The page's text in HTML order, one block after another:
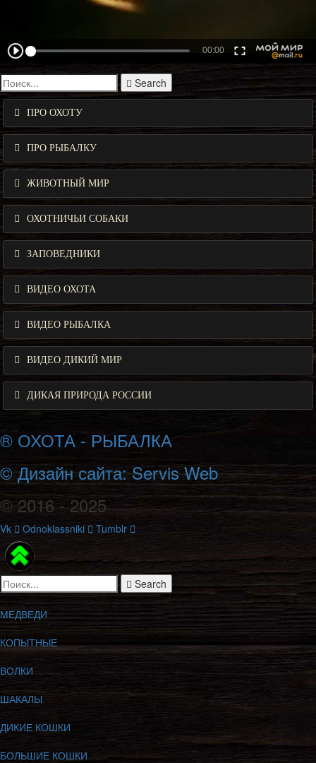
Search
ПРО ОХОТУ
ПРО РЫБАЛКУ
ЖИВОТНЫЙ МИР
ОХОТНИЧЬИ СОБАКИ
ЗАПОВЕДНИКИ
ВИДЕО ОХОТА
ВИДЕО РЫБАЛКА
ВИДЕО ДИКИЙ МИР
ДИКАЯ ПРИРОДА РОССИИ
® ОХОТА - РЫБАЛКА
© Дизайн сайта: Servis Web
© 2016 - 2025
Vk Odnoklassniki Tumblr
Search
МЕДВЕДИ
КОПЫТНЫЕ
ВОЛКИ
ШАКАЛЫ
ДИКИЕ КОШКИ
БОЛЬШИЕ КОШКИ